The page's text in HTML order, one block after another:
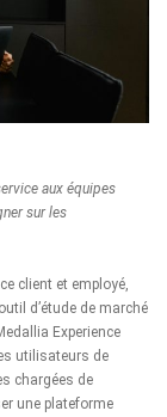
aux équipes
sur les
client et employé,
d’étude de marché
Experience
utilisateurs de
chargées de
une plateforme